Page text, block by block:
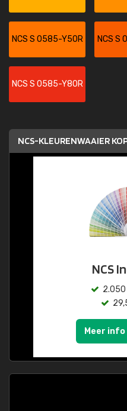
NCS S 0585-Y50R NCS S
NCS S 0585-Y80R
NCS-KLEURENWAAIER
NCS
2.050
Meer